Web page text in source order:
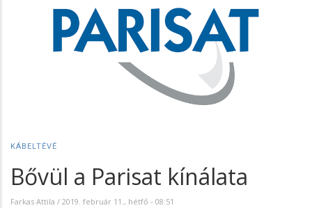
KÁBELTÉVÉ
Bővül a Parisat kínálata
Farkas Attila / 2019. február 11., hétfő - 08:51